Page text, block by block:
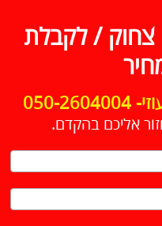
צחוק / לקבלת
אליכם בהקדם.